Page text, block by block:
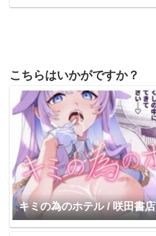
こちらはいかがですか？
キミの為のホテル / 咲田書店